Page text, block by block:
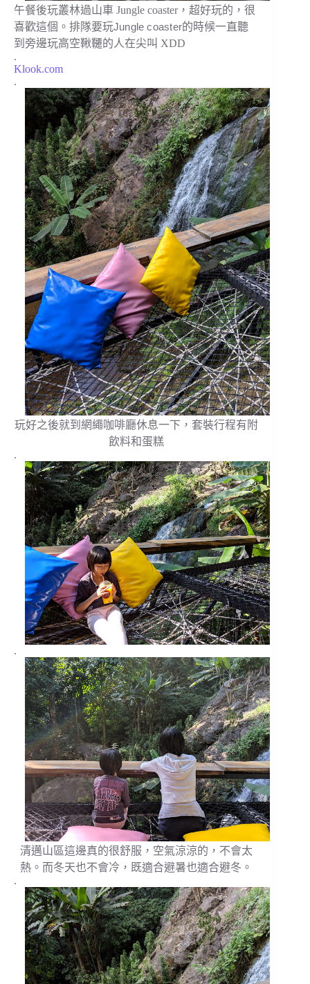
午餐後玩叢林過山車 Jungle coaster，超好玩的，很
喜歡這個。排隊要玩Jungle coaster的時候一直聽
到旁邊玩高空鞦韆的人在尖叫 XDD
.
Klook.com
.
玩好之後就到網繩咖啡廳休息一下，套裝行程有附
飲料和蛋糕
.
.
清邁山區這邊真的很舒服，空氣涼涼的，不會太
熱。而冬天也不會冷，既適合避暑也適合避冬。
.